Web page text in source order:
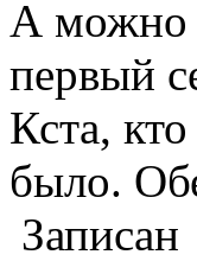
А можно
первый
Кста,
было.
Записан